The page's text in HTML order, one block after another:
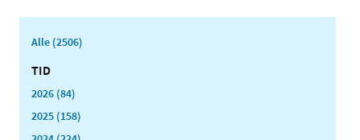
Alle (2506)
TID
2026 (84)
2025 (158)